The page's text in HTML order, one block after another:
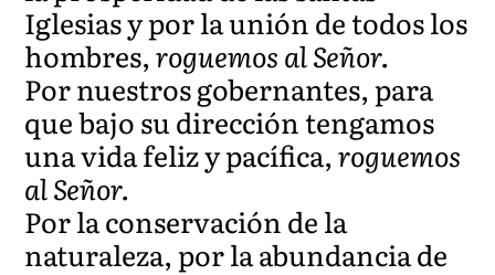
Iglesias y por la unión de todos los
hombres,roguemos al Señor.
Por nuestros gobernantes, para
que bajo su dirección tengamos
una vida feliz y pacífica,roguemos
al Señor.
Por la conservación de la
naturaleza, por la abundancia de